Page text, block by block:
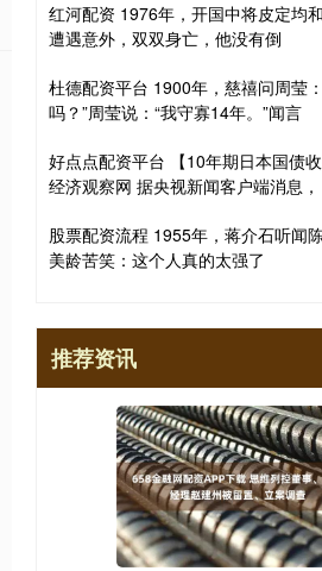
红河配资 1976年，开国中将皮定均
遭遇意外，双双身亡，他没有倒
杜德配资平台 1900年，慈禧问周莹
吗？”周莹说：“我守寡14年。”闻言
好点点配资平台 【10年期日本国债收
经济观察网 据央视新闻客户端消息，
股票配资流程 1955年，蒋介石听闻
美龄苦笑：这个人真的太强了
推荐资讯